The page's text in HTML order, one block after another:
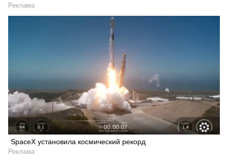
Реклама
SpaceX установила космический рекорд
Реклама